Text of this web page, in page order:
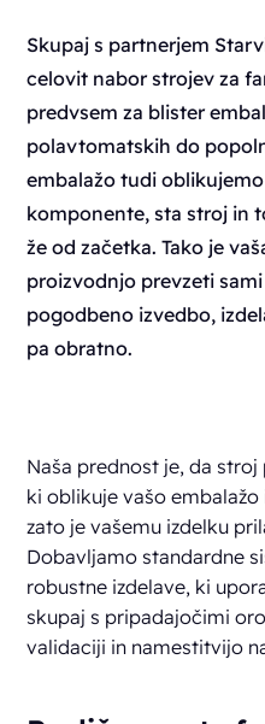
Skupaj s partnerjem
celovit nabor strojev za
predvsem za blister
polavtomatskih do
embalažo tudi
komponente, sta stroj in
že od začetka. Tako je
proizvodnjo prevzeti
pogodbeno izvedbo,
pa obratno.
Naša prednost je, da
ki oblikuje vašo
zato je vašemu izdelku
Dobavljamo standardne
robustne izdelave, ki
skupaj s pripadajočimi
validaciji in namestitvijo